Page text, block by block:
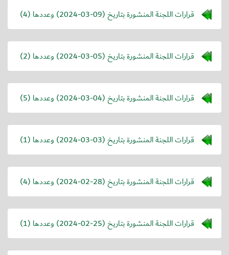
قرارات اللجنة المنشورة بتاريخ (2024-03-09) وعددها (4)
قرارات اللجنة المنشورة بتاريخ (2024-03-05) وعددها (2)
قرارات اللجنة المنشورة بتاريخ (2024-03-04) وعددها (5)
قرارات اللجنة المنشورة بتاريخ (2024-03-03) وعددها (1)
قرارات اللجنة المنشورة بتاريخ (2024-02-28) وعددها (4)
قرارات اللجنة المنشورة بتاريخ (2024-02-25) وعددها (1)